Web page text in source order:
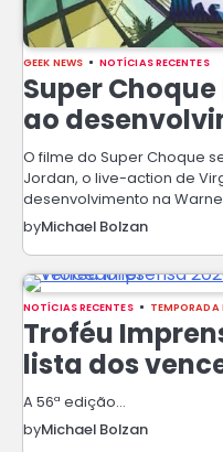
GEEK NEWS NOTÍCIAS RECENTES
Super
ao
O filme do Super Choque
Jordan, o live-action de
desenvolvimento na
byMichael Bolzan
NOTÍCIAS RECENTES TEMPORADA
Troféu
lista dos
A 56ª edição…
byMichael Bolzan